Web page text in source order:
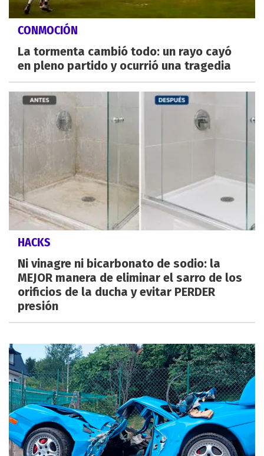
CONMOCIÓN
La tormenta cambió todo: un rayo cayó
en pleno partido y ocurrió una tragedia
HACKS
Ni vinagre ni bicarbonato de sodio: la
MEJOR manera de eliminar el sarro de los
orificios de la ducha y evitar PERDER
presión